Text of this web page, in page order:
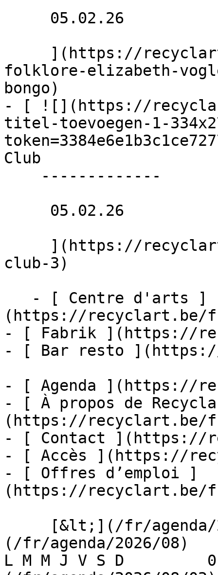
folklore-elizabeth-
bongo)
- [ ![](https://
titel-toevoegen-1-
Club
club-3)
(https://recyclart.be/
- [ Fabrik ](https://
- [ Bar resto
- [ Agenda ](https://
- [ À propos de
(https://recyclart.be/
- [ Contact ](https://
- [ Accès ](https://
- [ Offres d’emploi ]
(https://recyclart.be/
(/fr/agenda/2026/08)
L M M J V S D